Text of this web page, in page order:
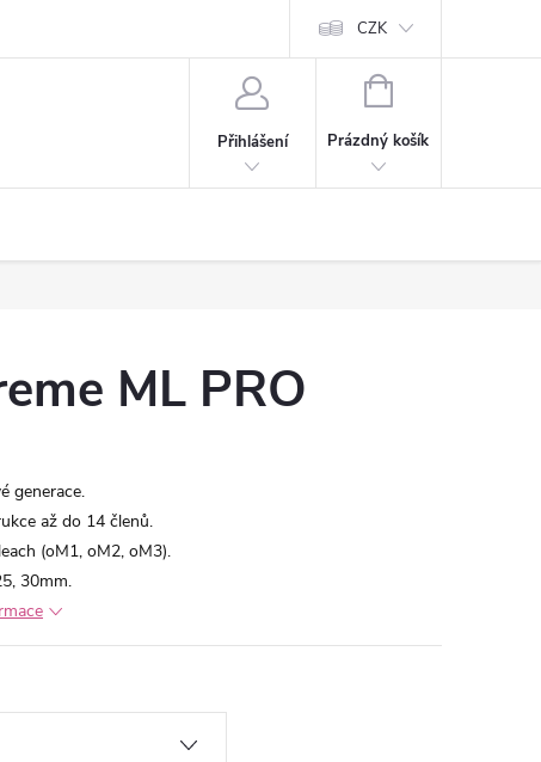
CZK
Přihlášení
NÁKUPNÍ
Prázdný košík
ML PRO
generace.
až do 14 členů.
(oM1, oM2, oM3).
30mm.